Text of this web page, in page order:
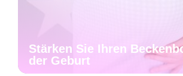
Stärken Sie Ihren
der Geburt